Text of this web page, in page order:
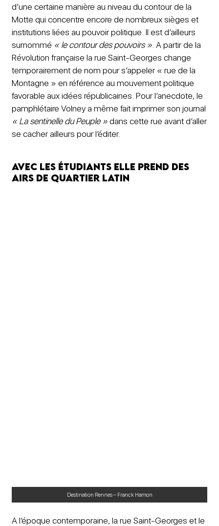
d’une certaine manière au niveau du contour de la
Motte qui concentre encore de nombreux sièges et
institutions liées au pouvoir politique. Il est d’ailleurs
surnommé « le contour des pouvoirs ». A partir de la
Révolution française la rue Saint-Georges change
temporairement de nom pour s’appeler « rue de la
Montagne » en référence au mouvement politique
favorable aux idées républicaines. Pour l’anecdote, le
pamphlétaire Volney a même fait imprimer son journal
« La sentinelle du Peuple »dans cette rue avant d’aller
se cacher ailleurs pour l’éditer.
Avec les étudiants elle prend des
airs de quartier latin
Destination Rennes – Franck Hamon
A l’époque contemporaine, la rue Saint-Georges et le